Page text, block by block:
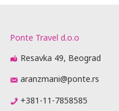
Ponte Travel d.o.o
Resavka 49, Beograd
aranzmani@ponte.rs
+381-11-7858585